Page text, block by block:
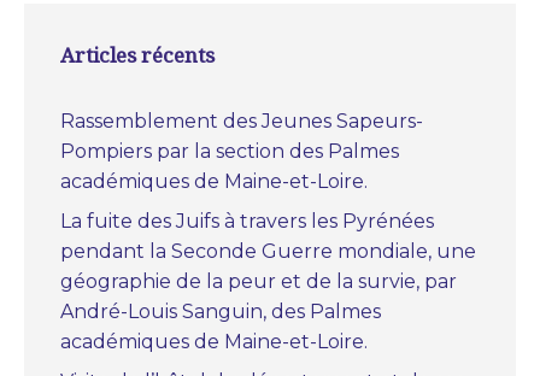
Articles récents
Rassemblement des Jeunes Sapeurs-
Pompiers par la section des Palmes
académiques de Maine-et-Loire.
La fuite des Juifs à travers les Pyrénées
pendant la Seconde Guerre mondiale, une
géographie de la peur et de la survie, par
André-Louis Sanguin, des Palmes
académiques de Maine-et-Loire.